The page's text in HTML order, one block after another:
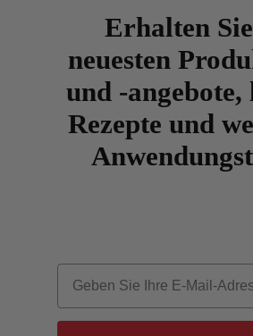
Erhalten
neuesten
und -angebote,
Rezepte und
Email